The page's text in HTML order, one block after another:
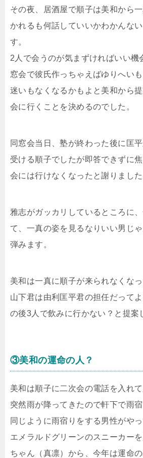
その夜、居酒屋で順子は美和から
かれるも何話していいかわかんな
す。
2人で会うのが気まずければいい機
窓会で彼氏作っちゃえばゆりへい
迷いもなくなるかもよと美和から
会に行くことを決めるのでした。
同窓会当日、塾が終わった後に匡
受ける順子でしたが即答できずに
会には行けなくなったと謝りました
雅志がガッカリしているところに
て、一真の姿を見るなりいい男じ
弾みます。
美和は一真に順子が来られなくなっ
山下君は由利匡平君の担任だって
の後3人で飲みに行かない？と提案
③美和の運命の人？
美和は順子に二次会の電話を入れ
突然雨が降ってきたので軒下で雨宿
同じように雨宿りをする男性がやっ
エメラルドグリーンのスニーカー
ちゃん（真凛）から、今年は運命